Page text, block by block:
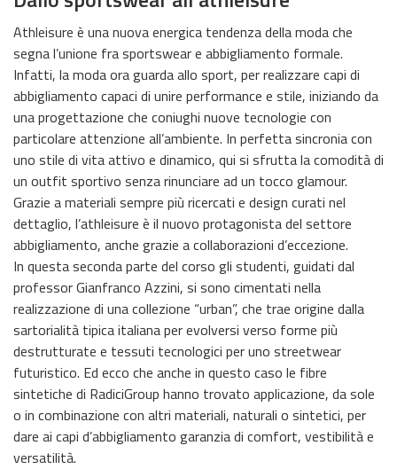
Athleisure è una nuova energica tendenza della moda che
segna l’unione fra sportswear e abbigliamento formale.
Infatti, la moda ora guarda allo sport, per realizzare capi di
abbigliamento capaci di unire performance e stile, iniziando da
una progettazione che coniughi nuove tecnologie con
particolare attenzione all’ambiente. In perfetta sincronia con
uno stile di vita attivo e dinamico, qui si sfrutta la comodità di
un outfit sportivo senza rinunciare ad un tocco glamour.
Grazie a materiali sempre più ricercati e design curati nel
dettaglio, l’athleisure è il nuovo protagonista del settore
abbigliamento, anche grazie a collaborazioni d’eccezione.
In questa seconda parte del corso gli studenti, guidati dal
professor Gianfranco Azzini, si sono cimentati nella
realizzazione di una collezione “urban”, che trae origine dalla
sartorialità tipica italiana per evolversi verso forme più
destrutturate e tessuti tecnologici per uno streetwear
futuristico. Ed ecco che anche in questo caso le fibre
sintetiche di RadiciGroup hanno trovato applicazione, da sole
o in combinazione con altri materiali, naturali o sintetici, per
dare ai capi d’abbigliamento garanzia di comfort, vestibilità e
versatilità.